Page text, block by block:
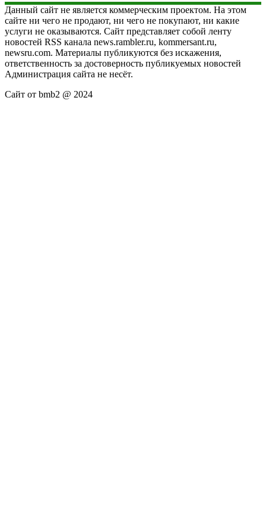
Данный сайт не является коммерческим проектом. На этом
сайте ни чего не продают, ни чего не покупают, ни какие
услуги не оказываются. Сайт представляет собой ленту
новостей RSS канала news.rambler.ru, kommersant.ru,
newsru.com. Материалы публикуются без искажения,
ответственность за достоверность публикуемых новостей
Администрация сайта не несёт.
Сайт от bmb2 @ 2024